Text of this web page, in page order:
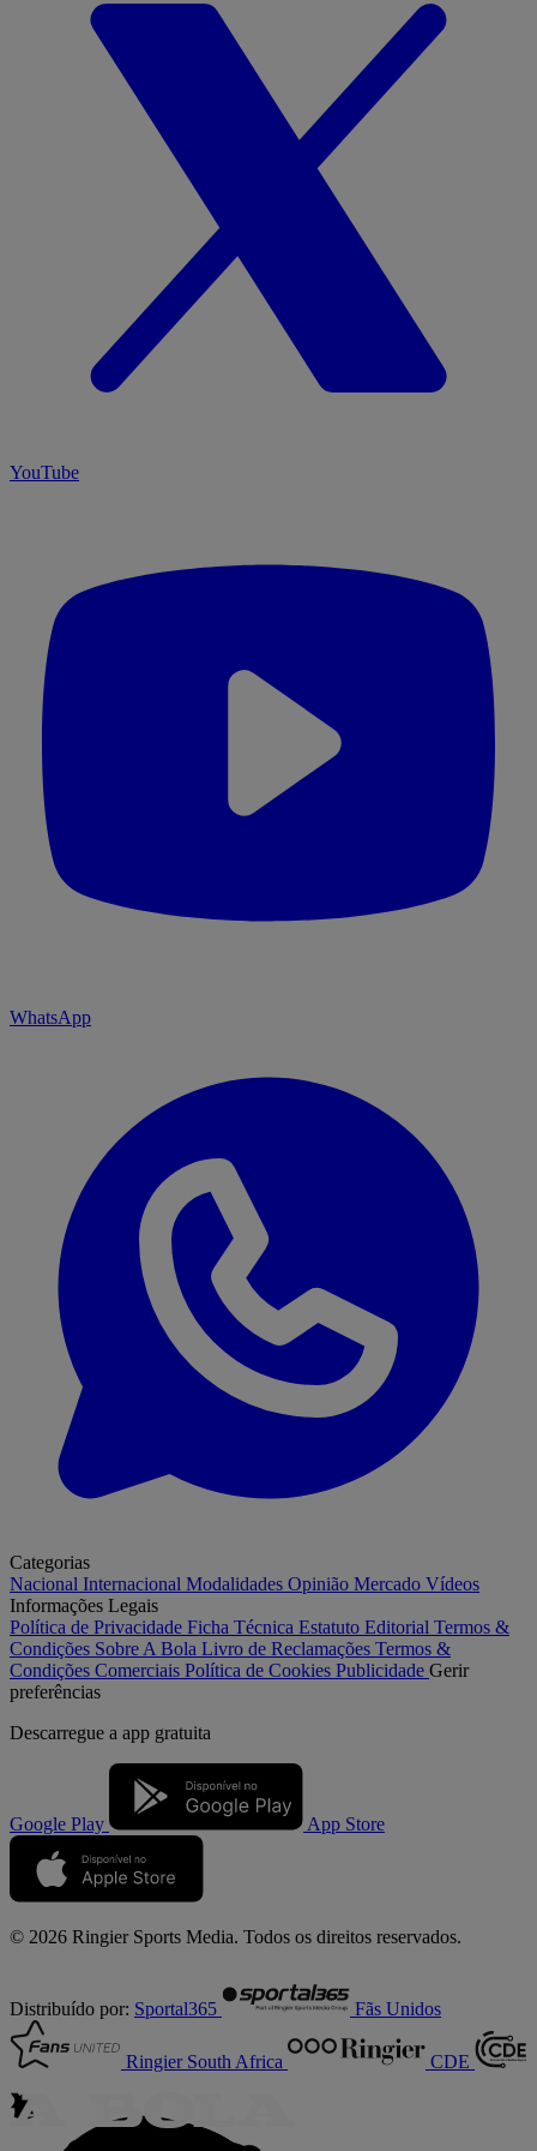
YouTube
WhatsApp
Categorias
Nacional Internacional Modalidades Opinião Mercado Vídeos
Informações Legais
Política de Privacidade Ficha Técnica Estatuto Editorial Termos &
Condições Sobre A Bola Livro de Reclamações Termos &
Condições Comerciais Política de Cookies Publicidade Gerir
preferências
Descarregue a app gratuita
Google Play App Store
© 2026 Ringier Sports Media. Todos os direitos reservados.
Distribuído por: Sportal365 Fãs Unidos
Ringier South Africa CDE